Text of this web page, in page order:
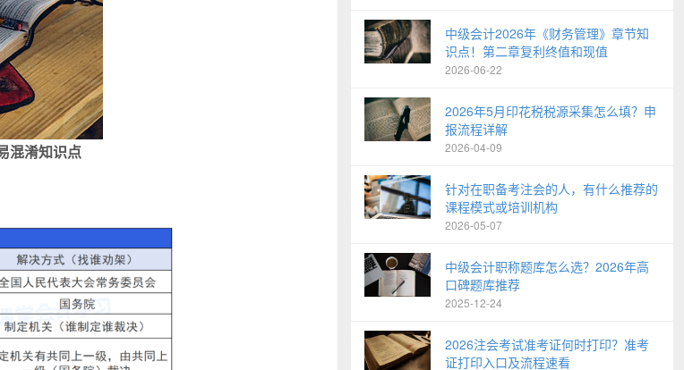
混淆知识点
中级会计2026年《财务管理》章节知
识点！第二章复利终值和现值
2026-06-22
2026年5月印花税税源采集怎么填？申
报流程详解
2026-04-09
针对在职备考注会的人，有什么推荐的
课程模式或培训机构
2026-05-07
中级会计职称题库怎么选？2026年高
口碑题库推荐
2025-12-24
2026注会考试准考证何时打印？准考
证打印入口及流程速看